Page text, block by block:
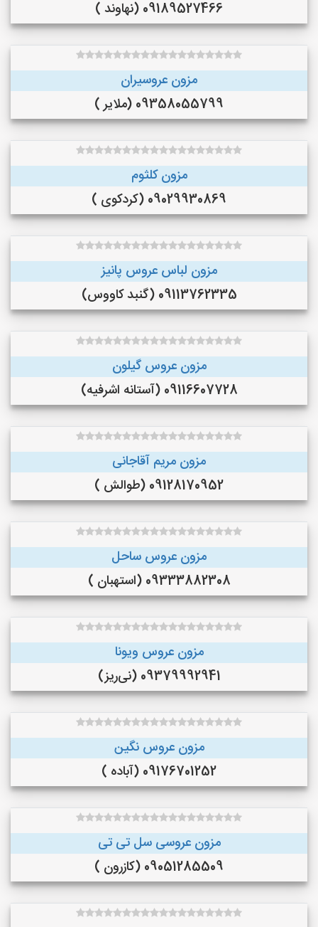
09189527466 (نهاوند )
مزون عروسیران
09358055799 (ملایر )
مزون کلثوم
09029930869 (کردکوی )
مزون لباس عروس پانیز
09113762335 (گنبد کاووس)
مزون عروس گیلون
09116607728 (آستانه اشرفیه)
مزون مریم آقاجانی
09128170952 (طوالش )
مزون عروس ساحل
09333882308 (استهبان )
مزون عروس ویونا
09379992941 (نی‌ریز)
مزون عروس نگین
09176701252 (آباده )
مزون عروسی سل تی تی
09051285509 (کازرون )